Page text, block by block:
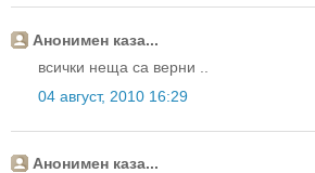
Анонимен каза...
всички неща са верни ..
04 август, 2010 16:29
Анонимен каза...